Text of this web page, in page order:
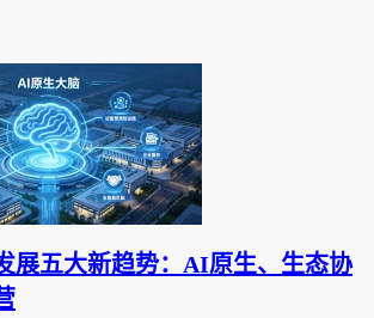
展五大新趋势：AI原生、生态协